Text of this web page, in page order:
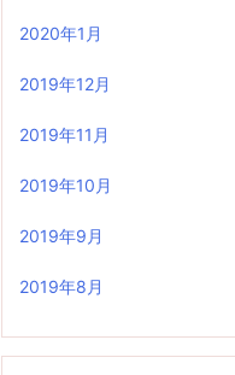
2020年1月
2019年12月
2019年11月
2019年10月
2019年9月
2019年8月